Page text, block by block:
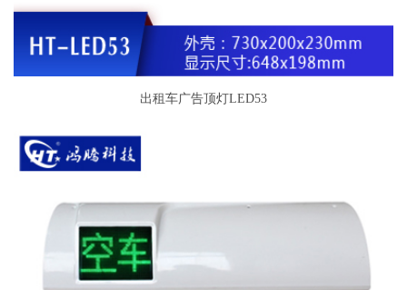
出租车广告顶灯LED53